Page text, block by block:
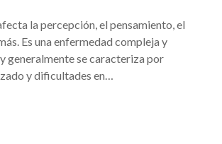
la percepción, el pensamiento, el
Es una enfermedad compleja y
generalmente se caracteriza por
y dificultades en…